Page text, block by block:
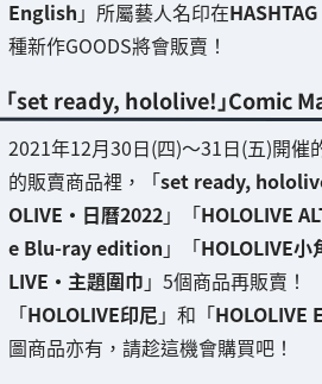
English 」所屬藝人名印在
種新作GOODS將會販賣！
「set ready, hololive!」Comic
2021年12月30日(四)～31日(五)開催
的販賣商品裡，「set ready,
OLIVE・日曆2022」「HOLOLIVE
e Blu-ray edition 」「HOLOLIVE小
LIVE・主題圍巾 」5個商品再販賣！
「HOLOLIVE印尼 」和「HOLOLIVE
圖商品亦有，請趁這機會購買吧！